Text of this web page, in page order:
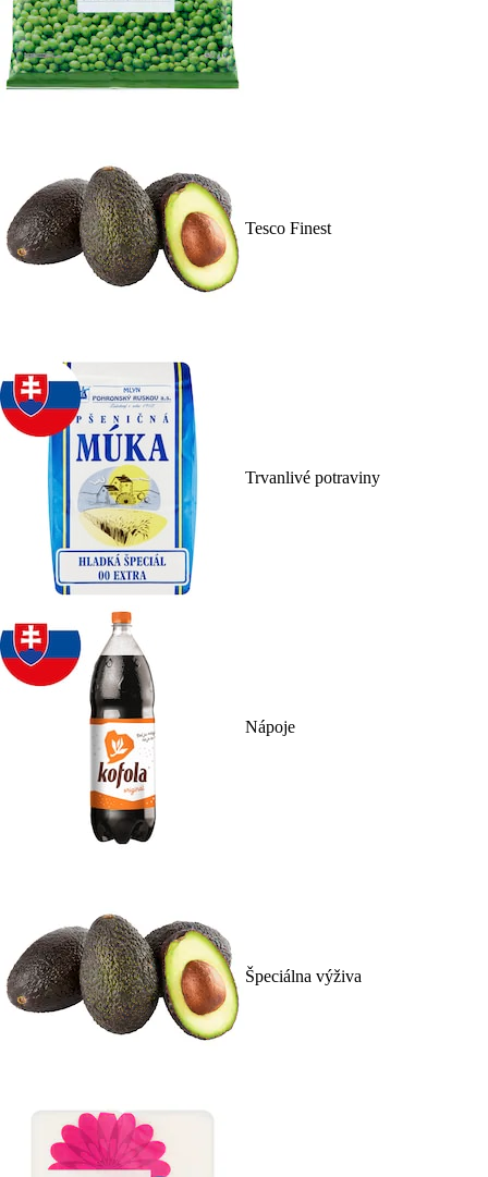
Tesco Finest
Trvanlivé potraviny
Nápoje
Špeciálna výživa